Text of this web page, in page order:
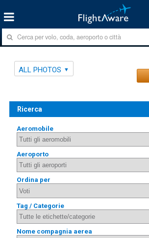
ALL PHOTOS
Ricerca
Aeromobile
Aeroporto
Ordina per
Tag / Categorie
Nome compagnia aerea